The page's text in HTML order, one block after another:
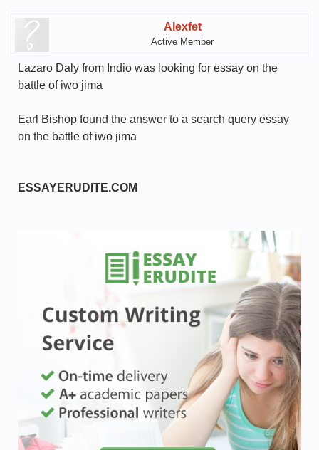
Alexfet
Active Member
Lazaro Daly from Indio was looking for essay on the
battle of iwo jima
Earl Bishop found the answer to a search query essay
on the battle of iwo jima
ESSAYERUDITE.COM